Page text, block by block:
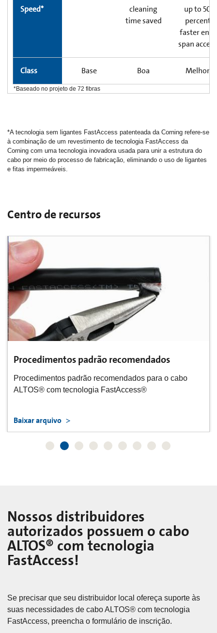
Speed*
cleaning
time saved
up to 50
percent
faster end-
span access
Class Base Boa Melhor
*Baseado no projeto de 72 fibras
*A tecnologia sem ligantes FastAccess patenteada da Corning refere-se
à combinação de um revestimento de tecnologia FastAccess da
Corning com uma tecnologia inovadora usada para unir a estrutura do
cabo por meio do processo de fabricação, eliminando o uso de ligantes
e fitas impermeáveis.
Centro de recursos
Procedimentos padrão recomendados
Procedimentos padrão recomendados para o cabo
ALTOS® com tecnologia FastAccess®
Baixar arquivo
Nossos distribuidores
autorizados possuem o cabo
ALTOS® com tecnologia
FastAccess!
Se precisar que seu distribuidor local ofereça suporte às
suas necessidades de cabo ALTOS® com tecnologia
FastAccess, preencha o formulário de inscrição.